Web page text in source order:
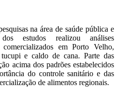
na área de saúde pública e
estudos realizou análises
em Porto Velho,
e caldo de cana. Parte das
acima dos padrões estabelecidos
do controle sanitário e das
de alimentos regionais.